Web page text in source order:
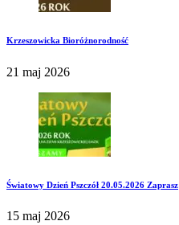
Krzeszowicka Bioróżnorodność
21 maj 2026
Światowy Dzień Pszczół 20.05.2026 Zaprasz
15 maj 2026